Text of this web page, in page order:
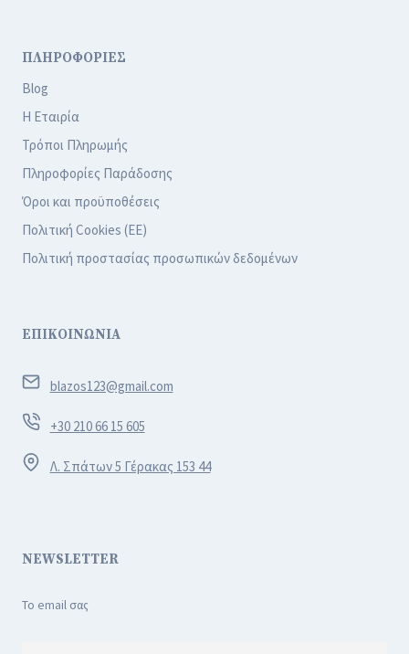
ΠΛΗΡΟΦΟΡΙΕΣ
Blog
Η Εταιρία
Τρόποι Πληρωμής
Πληροφορίες Παράδοσης
Όροι και προϋποθέσεις
Πολιτική Cookies (ΕΕ)
Πολιτική προστασίας προσωπικών δεδομένων
ΕΠΙΚΟΙΝΩΝΙΑ
blazos123@gmail.com
+30 210 66 15 605
Λ. Σπάτων 5 Γέρακας 153 44
NEWSLETTER
Το email σας